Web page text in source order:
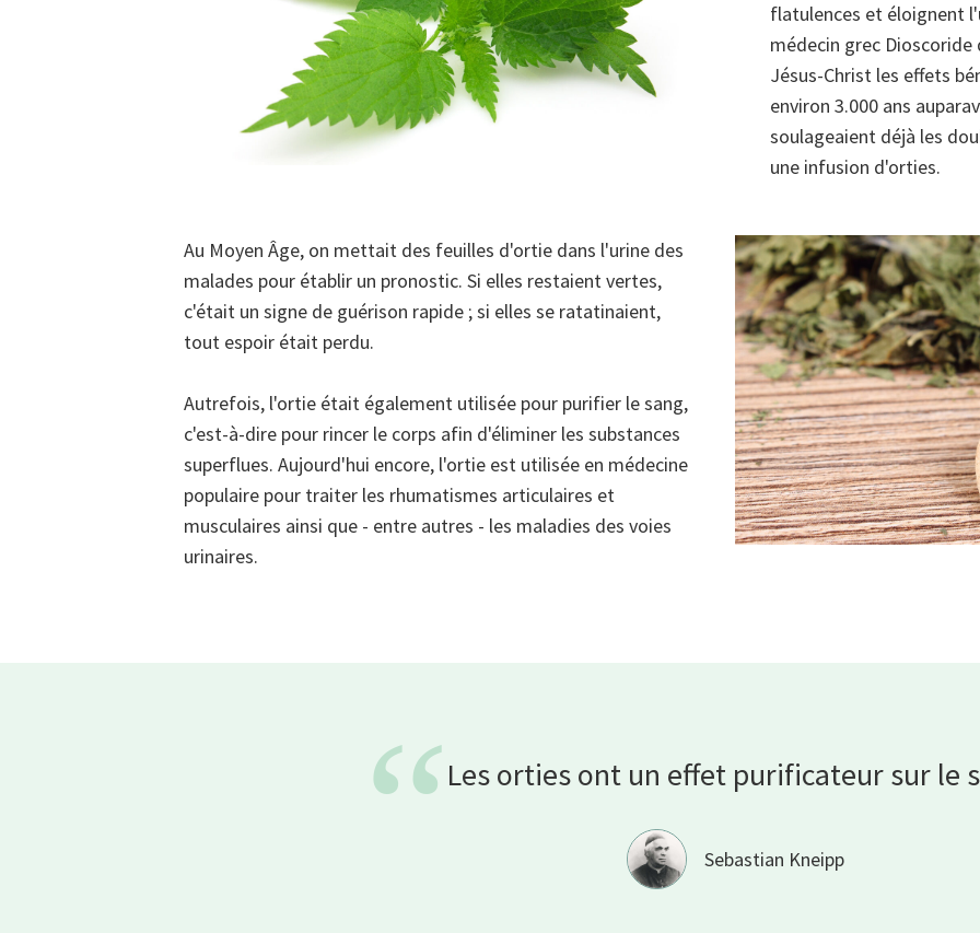
flatulences et éloignent
médecin grec
Jésus-Christ les effets
environ 3.000 ans
soulageaient déjà les
une infusion d'orties.
Au Moyen Âge, on mettait des feuilles d'ortie dans l'urine des
malades pour établir un pronostic. Si elles restaient vertes,
c'était un signe de guérison rapide ; si elles se ratatinaient,
tout espoir était perdu.
Autrefois, l'ortie était également utilisée pour purifier le sang,
c'est-à-dire pour rincer le corps afin d'éliminer les substances
superflues. Aujourd'hui encore, l'ortie est utilisée en médecine
populaire pour traiter les rhumatismes articulaires et
musculaires ainsi que - entre autres - les maladies des voies
urinaires.
“Les orties ont un effet purificateur sur le
Sebastian Kneipp